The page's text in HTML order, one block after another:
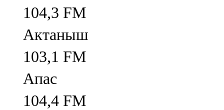
104,3 FM
Актаныш
103,1 FM
Апас
104,4 FM